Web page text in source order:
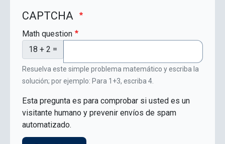
CAPTCHA
Math question
18 + 2 =
Resuelva este simple problema matemático y escriba la
solución; por ejemplo: Para 1+3, escriba 4.
Esta pregunta es para comprobar si usted es un
visitante humano y prevenir envíos de spam
automatizado.